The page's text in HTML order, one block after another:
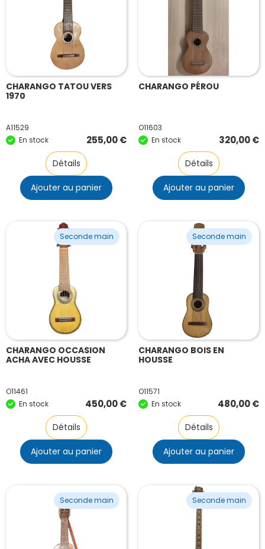
CHARANGO TATOU VERS
1970
A11529
En stock
255,00€
Détails
Ajouter au panier
CHARANGO PÉROU
O11603
En stock
320,00€
Détails
Ajouter au panier
Seconde main
CHARANGO OCCASION
ACHA AVEC HOUSSE
O11461
En stock
450,00€
Détails
Ajouter au panier
Seconde main
CHARANGO BOIS EN
HOUSSE
O11571
En stock
480,00€
Détails
Ajouter au panier
Seconde main Seconde main